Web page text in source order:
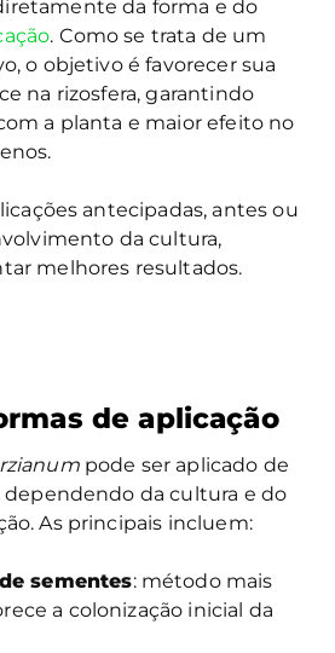
da forma e do
. Como se trata de um
o objetivo é favorecer sua
na rizosfera, garantindo
a planta e maior efeito no
antecipadas, antes ou
da cultura,
melhores resultados.
de aplicação
pode ser aplicado de
da cultura e do
As principais incluem:
sementes: método mais
a colonização inicial da